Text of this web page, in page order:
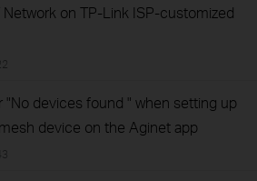
on TP‑Link ISP‑customized
"No devices found " when setting up
device on the Aginet app